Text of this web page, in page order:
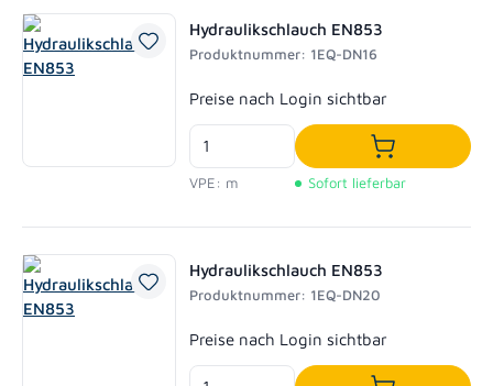
Hydraulikschlauch EN853
Produktnummer: 1EQ-DN16
Regulärer Preis:
Preise nach Login sichtbar
VPE: m
In den
Sofort lieferbar
Hydraulikschlauch EN853
Produktnummer: 1EQ-DN20
Regulärer Preis:
Preise nach Login sichtbar